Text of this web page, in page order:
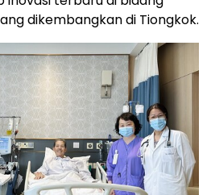
dikembangkan di Tiongkok.